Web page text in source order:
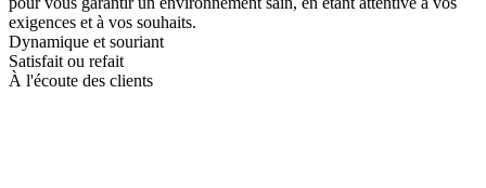
exigences et à vos souhaits.
Dynamique et souriant
Satisfait ou refait
À l'écoute des clients